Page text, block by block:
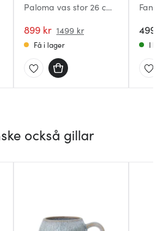
Paloma vas stor 26 cm
899 kr 1499 kr
Få i lager
Fano
499
I
också gillar